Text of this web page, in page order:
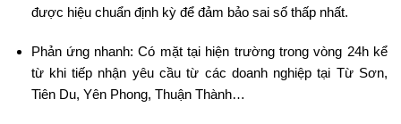
được hiệu chuẩn định kỳ để đảm bảo sai số thấp nhất.
Phản ứng nhanh: Có mặt tại hiện trường trong vòng 24h kể
từ khi tiếp nhận yêu cầu từ các doanh nghiệp tại Từ Sơn,
Tiên Du, Yên Phong, Thuận Thành…